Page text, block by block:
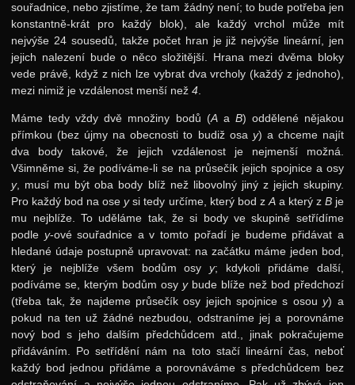
souřadnice, nebo zjistíme, že tam žádný není; to bude potřeba jen
konstantně-krát pro každý blok), ale každý vrchol může mít
nejvýše 24 sousedů, takže počet hran je již nejvýše lineární, jen
jejich nalezení bude o něco složitější. Hrana mezi dvěma bloky
vede právě, když z nich lze vybrat dva vrcholy (každý z jednoho),
mezi nimiž je vzdálenost menší než4
Máme tedy vždy dvě množiny bodů (Aa B) oddělené nějakou
přímkou (bez újmy na obecnosti to budiž osa y) a chceme najít
dva body takové, že jejich vzdálenost je nejmenší možná.
Všimněme si, že podíváme-li se na průsečík jejich spojnice a osy
y, musí mu být oba body blíž než libovolný jiný z jejich skupiny.
Pro každý bod na oseysi tedy určíme, který bod zAa který z Bje
mu nejblíže. To uděláme tak, že si body ve skupině setřídíme
podle y-ové souřadnice a v tomto pořadí je budeme přidávat a
hledané údaje postupně upravovat: na začátku máme jeden bod,
který je nejblíže všem bodům osyy; kdykoli přidáme další,
podíváme se, kterým bodům osy ybude blíže než bod předchozí
(třeba tak, že najdeme průsečík osy jejich spojnice s osouy) a
pokud na ten už žádné nezbudou, odstraníme jej a porovnáme
nový bod s jeho dalším předchůdcem atd., jinak pokračujeme
přidáváním. Po setřídění nám na toto stačí lineární čas, neboť
každý bod jednou přidáme a porovnáváme s předchůdcem bez